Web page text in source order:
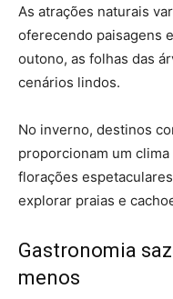
As atrações naturais
oferecendo paisagens
outono, as folhas das
cenários lindos.
No inverno, destinos
proporcionam um
florações
explorar praias e
Gastronomia
menos